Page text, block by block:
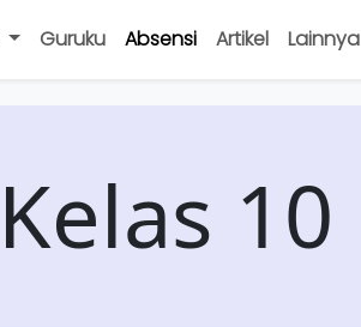
Guruku Absensi Artikel Lainnya
Kelas 10